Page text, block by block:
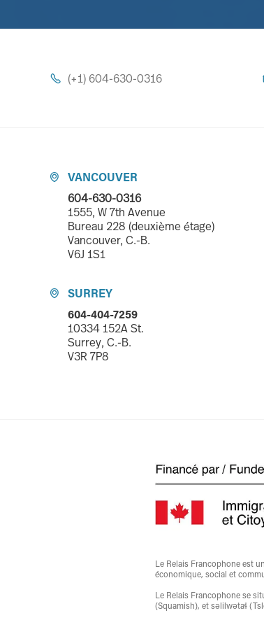
 (+1) 604-630-0316

VANCOUVER
604-630-0316
1555, W 7th Avenue
Bureau 228 (deuxième étage)
Vancouver, C.-B.
V6J 1S1

SURREY
604-404-7259
10334 152A St.
Surrey, C.-B.
V3R 7P8
Le Relais Francophone est
économique, social et
Le Relais Francophone se
(Squamish), et səlilwətaɬ